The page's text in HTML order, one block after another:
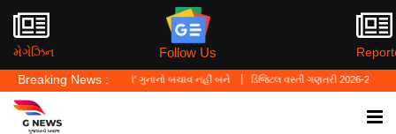
મેગેઝિન Follow Us
Breaking News :
લો' ગુનાનો બચાવ નહીં બને ડિજિટલ વસ્તી ગણતરી 2026-27નો પ્રારંભ, ઘર